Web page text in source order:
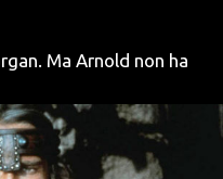
Ma Arnold non ha